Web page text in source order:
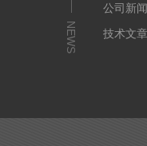
NEWS
公司新
技术文